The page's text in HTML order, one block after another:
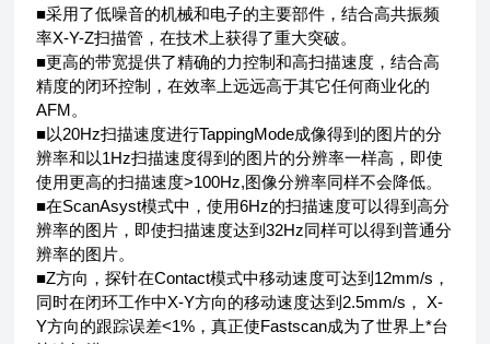
■采用了低噪音的机械和电子的主要部件，结合高共振频
率X-Y-Z扫描管，在技术上获得了重大突破。
■更高的带宽提供了精确的力控制和高扫描速度，结合高
精度的闭环控制，在效率上远远高于其它任何商业化的
AFM。
■以20Hz扫描速度进行TappingMode成像得到的图片的分
辨率和以1Hz扫描速度得到的图片的分辨率一样高，即使
使用更高的扫描速度>100Hz,图像分辨率同样不会降低。
■在ScanAsyst模式中，使用6Hz的扫描速度可以得到高分
辨率的图片，即使扫描速度达到32Hz同样可以得到普通分
辨率的图片。
■Z方向，探针在Contact模式中移动速度可达到12mm/s，
同时在闭环工作中X-Y方向的移动速度达到2.5mm/s， X-
Y方向的跟踪误差<1%，真正使Fastscan成为了世界上*台